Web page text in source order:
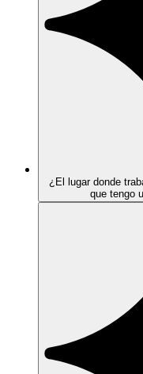
¿El lugar donde
que tengo